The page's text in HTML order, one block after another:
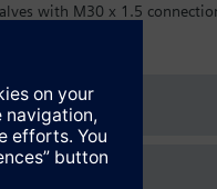
with M30 x 1.5